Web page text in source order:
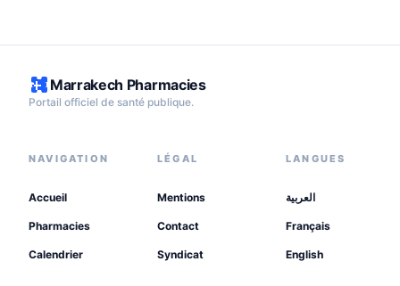
Marrakech Pharmacies
Portail officiel de santé publique.
NAVIGATION
Accueil
Pharmacies
Calendrier
LÉGAL
Mentions
Contact
Syndicat
LANGUES
العربية
Français
English